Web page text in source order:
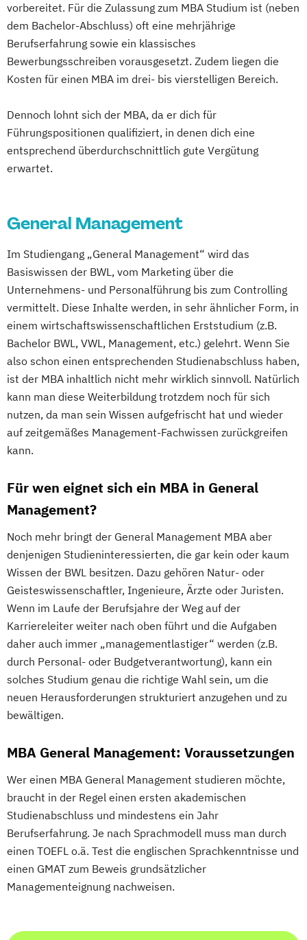
vorbereitet. Für die Zulassung zum MBA Studium ist (neben
dem Bachelor-Abschluss) oft eine mehrjährige
Berufserfahrung sowie ein klassisches
Bewerbungsschreiben vorausgesetzt. Zudem liegen die
Kosten für einen MBA im drei- bis vierstelligen Bereich.
Dennoch lohnt sich der MBA, da er dich für
Führungspositionen qualifiziert, in denen dich eine
entsprechend überdurchschnittlich gute Vergütung
erwartet.
General Management
Im Studiengang „General Management“ wird das
Basiswissen der BWL, vom Marketing über die
Unternehmens- und Personalführung bis zum Controlling
vermittelt. Diese Inhalte werden, in sehr ähnlicher Form, in
einem wirtschaftswissenschaftlichen Erststudium (z.B.
Bachelor BWL, VWL, Management, etc.) gelehrt. Wenn Sie
also schon einen entsprechenden Studienabschluss haben,
ist der MBA inhaltlich nicht mehr wirklich sinnvoll. Natürlich
kann man diese Weiterbildung trotzdem noch für sich
nutzen, da man sein Wissen aufgefrischt hat und wieder
auf zeitgemäßes Management-Fachwissen zurückgreifen
kann.
Für wen eignet sich ein MBA in General
Management?
Noch mehr bringt der General Management MBA aber
denjenigen Studieninteressierten, die gar kein oder kaum
Wissen der BWL besitzen. Dazu gehören Natur- oder
Geisteswissenschaftler, Ingenieure, Ärzte oder Juristen.
Wenn im Laufe der Berufsjahre der Weg auf der
Karriereleiter weiter nach oben führt und die Aufgaben
daher auch immer „managementlastiger“ werden (z.B.
durch Personal- oder Budgetverantwortung), kann ein
solches Studium genau die richtige Wahl sein, um die
neuen Herausforderungen strukturiert anzugehen und zu
bewältigen.
MBA General Management: Voraussetzungen
Wer einen MBA General Management studieren möchte,
braucht in der Regel einen ersten akademischen
Studienabschluss und mindestens ein Jahr
Berufserfahrung. Je nach Sprachmodell muss man durch
einen TOEFL o.ä. Test die englischen Sprachkenntnisse und
einen GMAT zum Beweis grundsätzlicher
Managementeignung nachweisen.